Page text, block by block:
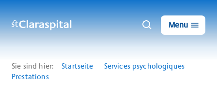
Menu
Sie sind hier: Startseite
Services psychologiques
Prestations